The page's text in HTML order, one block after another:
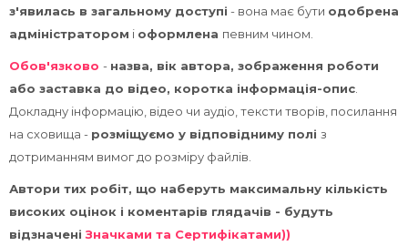
з'явилась в загальному доступі - вона має бути одобрена
адміністратором і оформлена певним чином.
Обов'язково - назва, вік автора, зображення роботи
або заставка до відео, коротка інформація-опис
Докладну інформацію, відео чи аудіо, тексти творів, посилання
на сховища - розміщуємо у відповідниму полі з
дотриманням вимог до розміру файлів.
Автори тих робіт, що наберуть максимальну кількість
високих оцінок і коментарів глядачів - будуть
відзначеніЗначками та Сертифікатами))